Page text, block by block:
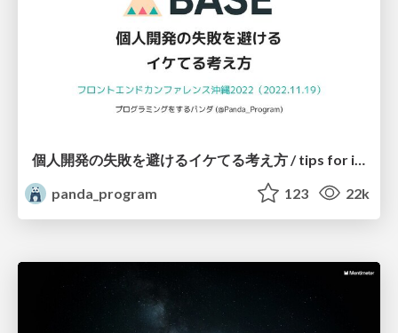
panda_program
123 22k